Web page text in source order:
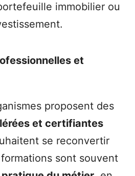
immobilier ou
et
proposent des
et certifiantes
se reconvertir
sont souvent